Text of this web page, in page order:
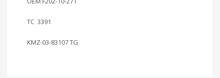
TC 3391
KMZ-03-83107 TG